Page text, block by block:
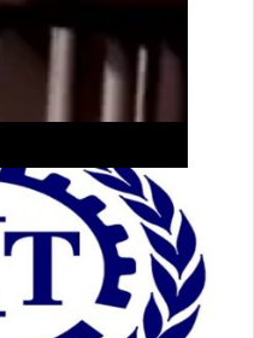
de Jaxaay a annoncé le
mis en cause dans une